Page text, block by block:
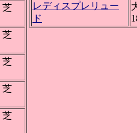
レディスプレリュー
ド